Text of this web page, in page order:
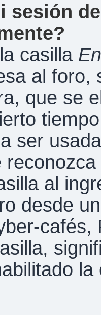
sesión
casilla
al foro,
que se
ser
al
desde
la